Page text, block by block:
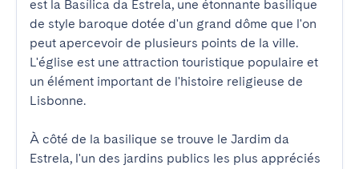
est la Basílica da Estrela, une étonnante basilique
de style baroque dotée d'un grand dôme que l'on
peut apercevoir de plusieurs points de la ville.
L'église est une attraction touristique populaire et
un élément important de l'histoire religieuse de
Lisbonne.
À côté de la basilique se trouve le Jardim da
Estrela, l'un des jardins publics les plus appréciés